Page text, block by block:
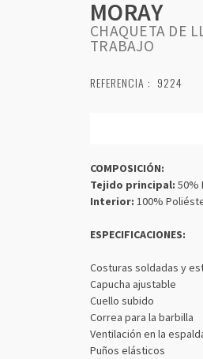
MORAY
CHAQUETA DE
TRABAJO
REFERENCIA : 9224
COMPOSICIÓN:
Tejido principal: 50%
Interior: 100%
ESPECIFICACIONES:
Costuras soldadas y
Capucha ajustable
Cuello subido
Correa para la barbilla
Ventilación en la
Puños elásticos